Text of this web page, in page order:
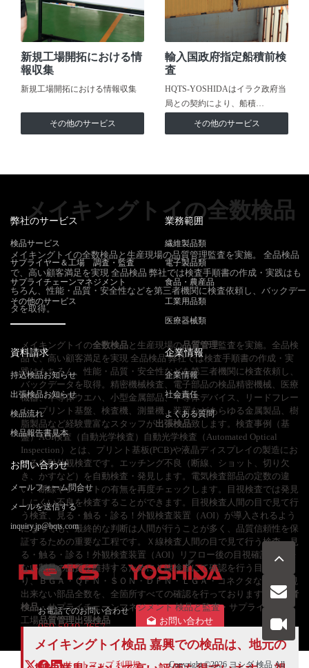
新規工場開拓における情
報収集
新規工場開拓における情報収集
その他のサービス
輸入国政府指定船積前検
査
HQTS-YOSHIDAはイラク政府当
局との契約により、船積…
その他のサービス
メイキングトイの全数検品
メイキングトイの全数検品と生産現場の品質管理監査を実施。 全品検品
で、高い顧客満足を実現 全品検品 弊社では検査手順書の作成・実践はも
ちろん、性能・品質・安全性などを第三者機関に検査依頼し、バックデー
タを取得。
メイキングトイの全数検品と生産現場の品質管理監査を実施。全品検
品で、高い顧客満足を実現 全品検品 弊社では検査手順書の作成・実
践はもちろん、性能・品質・安全性などを第三者機関に検査依頼し、
バックデータを取得。精密機械検査、電子部品の検品精密機械、医療
機器、半導体ウエハ、小型金属部品、半導体デバイス、リードフレー
ム、プリント基盤、検査機、測量機、装置などあらゆる金属製品、樹
脂製品など経験豊富なスタッフが出張検品致します。検査事例（基
盤）AOI検査（自動光学検査）自動光学検査（Automated Optical
Inspection）とは、プリント基板(PCB)や液晶ディスプレイの製造にお
ける自動外観検査です。エッチング不良（断線、ショット、切り欠
き、かすなど）を自動検査・発見します。電気検査部品の定数の違
い、断線やショットの有無を再度チェックします。目視検査では発見
しにくい不良を検査することができます。目視検査人間の目で見て行
う検査、見る・触る・診る！外観検査装置（AOI）が導入されるよう
になっても、最終的な判断は人間が行うことが多く、品質信頼性を保
証するための重要な工程です。Ｘ線検査人間の目で見て行う検査、見
る・触る・診る！外観検査装置（AOI）リフロー後の目視確認が出来
ない製品の品質を維持するためにＸ線検査にて確認を行う目的があ
り、ＢＧＡ・ＱＦＮ・ＳＯＮ・ＤＦＮ・ＬＧＡ・コネクタなどの目視
出来ない部品全数を、全箇所すべての確認を行っております。第三者
検品・サプライチェーンマネジメント 検品と監査・サプライヤー＆
工場品質管理出張検品
メイキングトイ検品 嘉興での検品は、地元の
弊社のサービス
検品サービス
サプライヤー＆工場 調査・監査
サプライチェーンマネジメント
その他のサービス
業務範囲
繊維製品類
電子製品類
食品・農産品
工業用品類
医療器械類
資料請求
持込検品お知らせ
出張検品お知らせ
検品流れ
検品報告書見本
企業情報
企業情報
社会責任
よくある質問
お問い合わせ
メールフォーム問合せ
メールを送信する
inquiry.jp@hqts.com
お電話でのお問い合わせ
050-5840-2657
お問い合わせ
サイトマップ 利用規 Copyright ©2026 ヨシダ 検品 All